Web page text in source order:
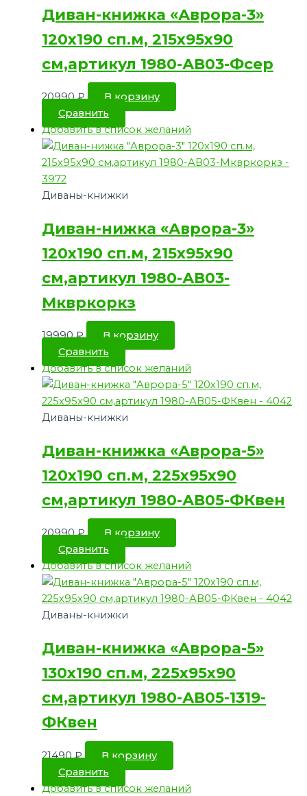
Диван-книжка «Аврора-3»
120х190 сп.м, 215х95х90
см,артикул 1980-АВ03-Фсер
20990₽
В корзину
Сравнить
Добавить в список желаний
Диваны-книжки
Диван-нижка «Аврора-3»
120х190 сп.м, 215х95х90
см,артикул 1980-АВ03-
Мквркоркз
19990₽
В корзину
Сравнить
Добавить в список желаний
Диваны-книжки
Диван-книжка «Аврора-5»
120х190 сп.м, 225х95х90
см,артикул 1980-АВ05-ФКвен
20990₽
В корзину
Сравнить
Добавить в список желаний
Диваны-книжки
Диван-книжка «Аврора-5»
130х190 сп.м, 225х95х90
см,артикул 1980-АВ05-1319-
ФКвен
21490₽
В корзину
Сравнить
Добавить в список желаний